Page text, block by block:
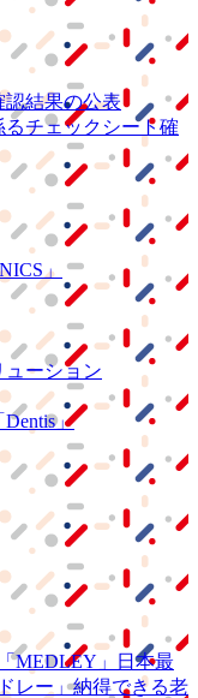
認結果の公表
チェックシート確
」
ーション
Dentis」
「MEDLEY」
日本最
レー」納得できる老